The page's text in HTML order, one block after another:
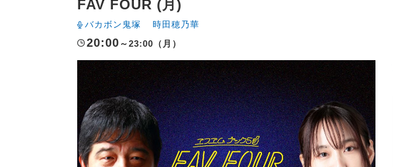
FAV FOUR (月)
バカボン鬼塚 時田穂乃華
20:00 ～23:00（月）